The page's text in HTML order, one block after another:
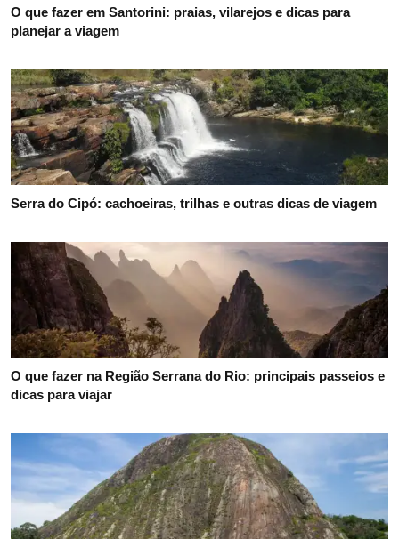
O que fazer em Santorini: praias, vilarejos e dicas para
planejar a viagem
Serra do Cipó: cachoeiras, trilhas e outras dicas de viagem
O que fazer na Região Serrana do Rio: principais passeios e
dicas para viajar